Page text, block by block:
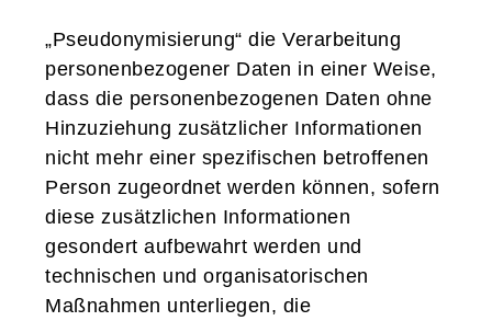
„Pseudonymisierung“ die Verarbeitung
personenbezogener Daten in einer Weise,
dass die personenbezogenen Daten ohne
Hinzuziehung zusätzlicher Informationen
nicht mehr einer spezifischen betroffenen
Person zugeordnet werden können, sofern
diese zusätzlichen Informationen
gesondert aufbewahrt werden und
technischen und organisatorischen
Maßnahmen unterliegen, die